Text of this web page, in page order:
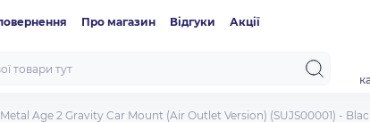
Про магазин Відгуки Акції
Age 2 Gravity Car Mount (Air Outlet Version) (SUJS00001) -